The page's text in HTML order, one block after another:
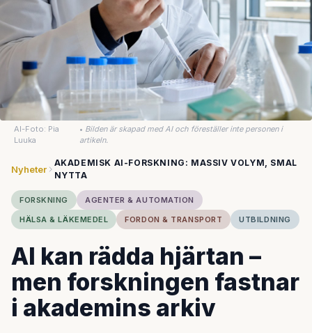
AI-Foto: Pia
Luuka
• Bilden är skapad med AI och föreställer inte personen i
artikeln.
Nyheter
AKADEMISK AI-FORSKNING: MASSIV VOLYM, SMAL
NYTTA
FORSKNING
AGENTER & AUTOMATION
HÄLSA & LÄKEMEDEL
FORDON & TRANSPORT UTBILDNING
AI kan rädda hjärtan –
men forskningen fastnar
i akademins arkiv